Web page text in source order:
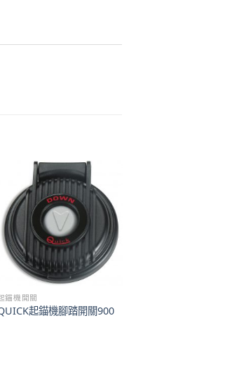
錨機開關
起錨機腳踏開關900